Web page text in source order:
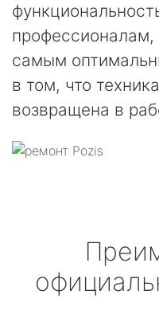
профессионалам,
самым
в том, что
возвращена в